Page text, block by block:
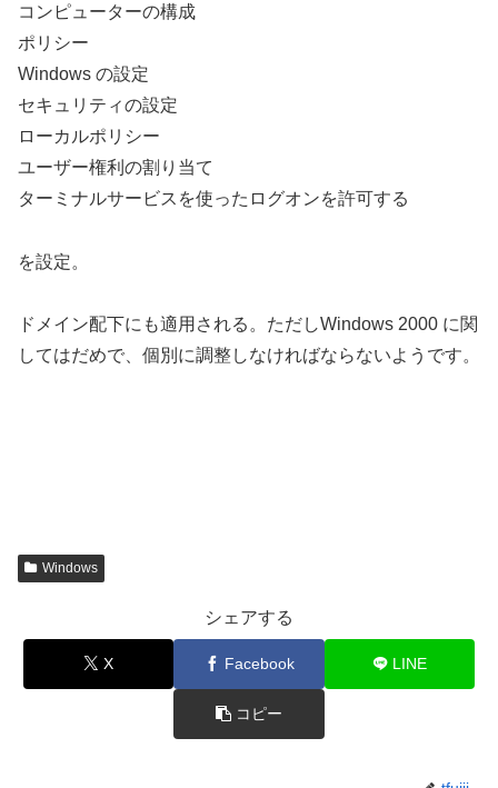
コンピューターの構成
ポリシー
Windows の設定
セキュリティの設定
ローカルポリシー
ユーザー権利の割り当て
ターミナルサービスを使ったログオンを許可する
を設定。
ドメイン配下にも適用される。ただしWindows 2000 に関
してはだめで、個別に調整しなければならないようです。
Windows
シェアする
X Facebook LINE
コピー